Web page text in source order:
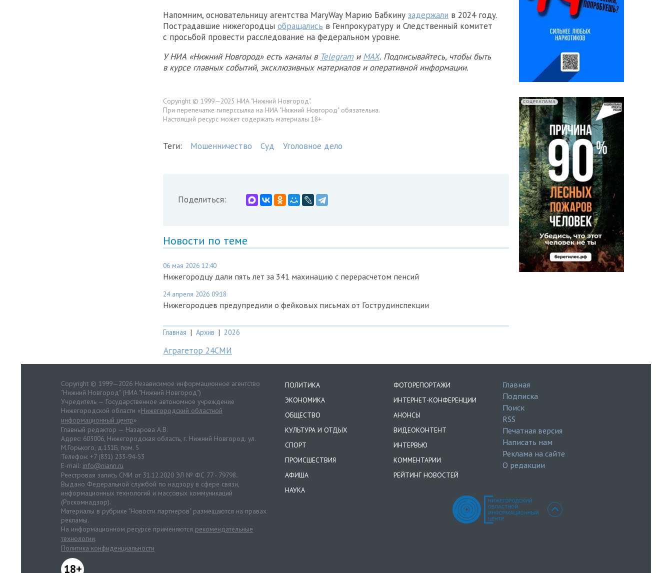
Напомним, основательницу агентства MaryWay Марию Бабкину задержали в 2024 году.
Пострадавшие нижегородцы обращались в Генпрокуратуру и Следственный комитет
с просьбой провести расследование на федеральном уровне.
У НИА «Нижний Новгород» есть каналы в Telegram и MAX. Подписывайтесь, чтобы быть
в курсе главных событий, эксклюзивных материалов и оперативной информации.
Copyright © 1999—2025 НИА "Нижний Новгород".
При перепечатке гиперссылка на НИА "Нижний Новгород" обязательна.
Настоящий ресурс может содержать материалы 18+
Теги: Мошенничество Суд Уголовное дело
Поделиться:
Новости по теме
06 мая 2026 12:40
Нижегородцу дали пять лет за 341 махинацию с перерасчетом пенсий
24 апреля 2026 09:18
Нижегородцев предупредили о фейковых письмах от Гострудинспекции
Главная | Архив | 2026
Аграгетор 24СМИ
СОЦРЕКЛАМА
Copyright © 1999—2026 Независимое информационное агентство
"Нижний Новгород" (НИА "Нижний Новгород")
Учредитель — Государственное автономное учреждение
Нижегородской области «Нижегородский областной
информационный центр»
Главный редактор — Назарова А.В.
Адрес: 603006, Нижегородская область, г. Нижний Новгород. ул.
М.Горького, д.151Б, пом. 5
Телефон: +7 (831) 233-94-53
E-mail: info@niann.ru
Реестровая запись СМИ от 31.12.2020 ЭЛ № ФС 77 - 79798.
Выдано Федеральной службой по надзору в сфере связи,
информационных технологий и массовых коммуникаций
(Роскомнадзор).
Материалы в рубрике "Новости партнеров" размещаются на правах
рекламы.
На информационном ресурсе применяются рекомендательные
технологии.
Политика конфиденциальности
18+
ПОЛИТИКА
ЭКОНОМИКА
ОБЩЕСТВО
КУЛЬТУРА И ОТДЫХ
СПОРТ
ПРОИСШЕСТВИЯ
АФИША
НАУКА
ФОТОРЕПОРТАЖИ
ИНТЕРНЕТ-КОНФЕРЕНЦИИ
АНОНСЫ
ВИДЕОКОНТЕНТ
ИНТЕРВЬЮ
КОММЕНТАРИИ
РЕЙТИНГ НОВОСТЕЙ
Главная
Подписка
Поиск
RSS
Печатная версия
Написать нам
Реклама на сайте
О редакции